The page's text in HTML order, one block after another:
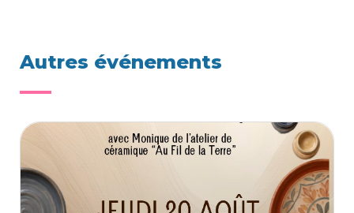
Autres événements